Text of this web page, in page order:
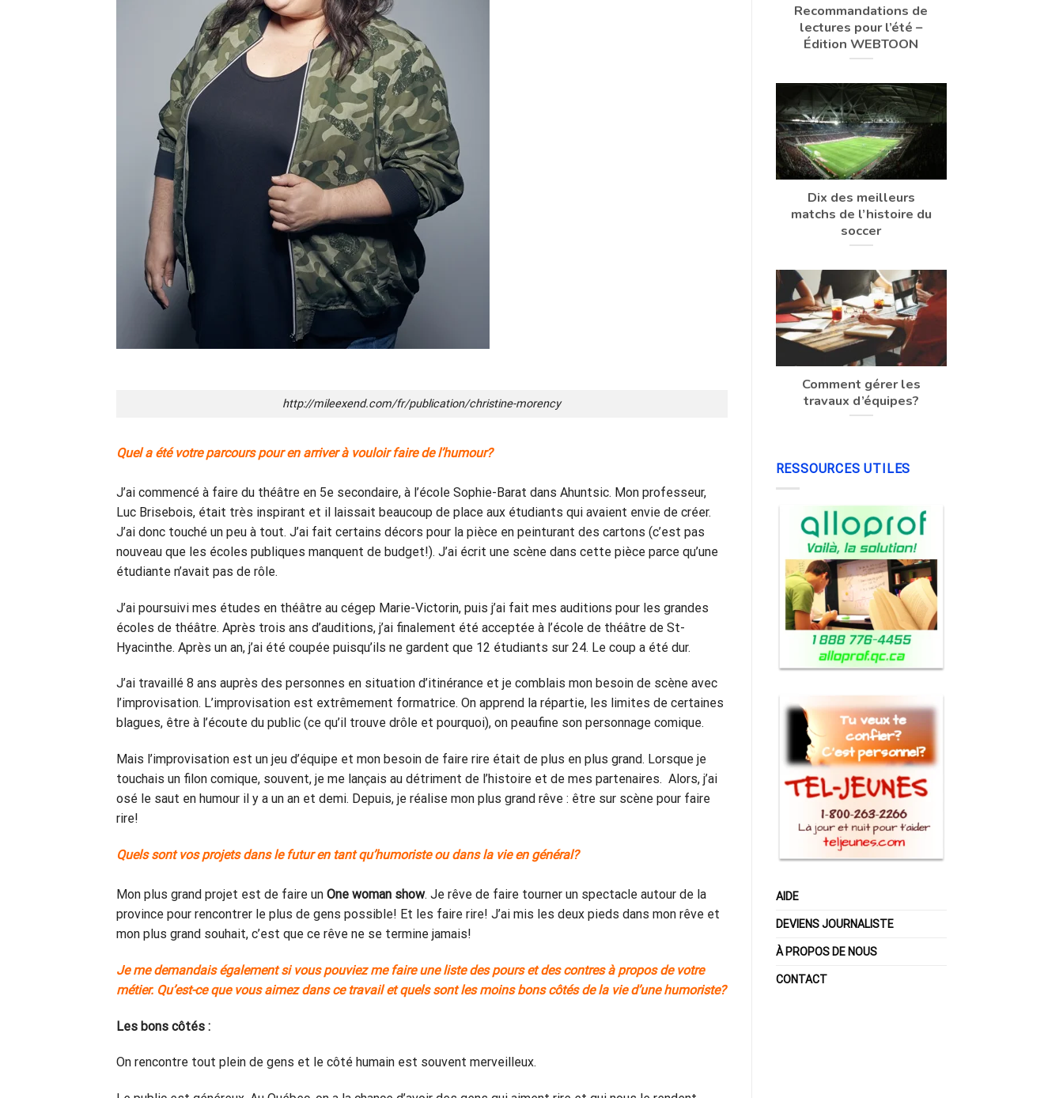
http://mileexend.com/fr/publication/christine-morency
Quel a été votre parcours pour en arriver à vouloir faire de l’humour?
J’ai commencé à faire du théâtre en 5e secondaire, à l’école Sophie-Barat dans Ahuntsic. Mon professeur,
Luc Brisebois, était très inspirant et il laissait beaucoup de place aux étudiants qui avaient envie de créer.
J’ai donc touché un peu à tout. J’ai fait certains décors pour la pièce en peinturant des cartons (c’est pas
nouveau que les écoles publiques manquent de budget!). J’ai écrit une scène dans cette pièce parce qu’une
étudiante n’avait pas de rôle.
J’ai poursuivi mes études en théâtre au cégep Marie-Victorin, puis j’ai fait mes auditions pour les grandes
écoles de théâtre. Après trois ans d’auditions, j’ai finalement été acceptée à l’école de théâtre de St-
Hyacinthe. Après un an, j’ai été coupée puisqu’ils ne gardent que 12 étudiants sur 24. Le coup a été dur.
J’ai travaillé 8 ans auprès des personnes en situation d’itinérance et je comblais mon besoin de scène avec
l’improvisation. L’improvisation est extrêmement formatrice. On apprend la répartie, les limites de certaines
blagues, être à l’écoute du public (ce qu’il trouve drôle et pourquoi), on peaufine son personnage comique.
Mais l’improvisation est un jeu d’équipe et mon besoin de faire rire était de plus en plus grand. Lorsque je
touchais un filon comique, souvent, je me lançais au détriment de l’histoire et de mes partenaires. Alors, j’ai
osé le saut en humour il y a un an et demi. Depuis, je réalise mon plus grand rêve : être sur scène pour faire
rire!
Quels sont vos projets dans le futur en tant qu’humoristeou dans la vie en général?
Mon plus grand projet est de faire un One woman show. Je rêve de faire tourner un spectacle autour de la
province pour rencontrer le plus de gens possible! Et les faire rire! J’ai mis les deux pieds dans mon rêve et
mon plus grand souhait, c’est que ce rêve ne se termine jamais!
Je me demandais également si vous pouviez me faire une liste des pours et des contres à propos de votre
métier. Qu’est-ce que vous aimez dans ce travail et quels sont les moins bons côtés de la vie d’une humoriste?
Les bons côtés :
On rencontre tout plein de gens et le côté humain est souvent merveilleux.
Recommandations de
lectures pour l’été –
Édition WEBTOON
Dix des meilleurs
matchs de l’histoire du
soccer
Comment gérer les
travaux d’équipes?
RESSOURCES UTILES
AIDE
DEVIENS JOURNALISTE
À PROPOS DE NOUS
CONTACT